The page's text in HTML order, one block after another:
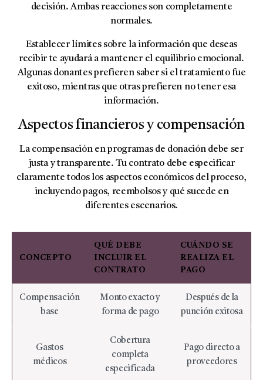
decisión. Ambas reacciones son completamente
normales.
Establecer límites sobre la información que deseas
recibir te ayudará a mantener el equilibrio emocional.
Algunas donantes prefieren saber si el tratamiento fue
exitoso, mientras que otras prefieren no tener esa
información.
Aspectos financieros y compensación
La compensación en programas de donación debe ser
justa y transparente. Tu contrato debe especificar
claramente todos los aspectos económicos del proceso,
incluyendo pagos, reembolsos y qué sucede en
diferentes escenarios.
CONCEPTO
QUÉ DEBE
INCLUIR EL
CONTRATO
CUÁNDO SE
REALIZA EL
PAGO
Compensación
base
Monto exacto y
forma de pago
Después de la
punción exitosa
Gastos
médicos
Cobertura
completa
especificada
Pago directo a
proveedores